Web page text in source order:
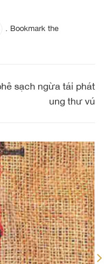
. Bookmark the
sạch ngừa tái phát
ung thư vú